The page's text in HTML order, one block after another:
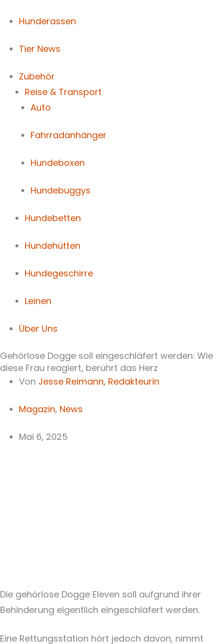
Hunderassen
Tier News
Zubehör
Reise & Transport
Auto
Fahrradanhänger
Hundeboxen
Hundebuggys
Hundebetten
Hundehütten
Hundegeschirre
Leinen
Über Uns
Gehörlose Dogge soll eingeschläfert werden: Wie
diese Frau reagiert, berührt das Herz
Von Jesse Reimann, Redakteurin
Magazin, News
Mai 6, 2025
Die gehörlose Dogge Eleven soll aufgrund ihrer
Behinderung eigentlich eingeschläfert werden.
Eine Rettungsstation hört jedoch davon, nimmt